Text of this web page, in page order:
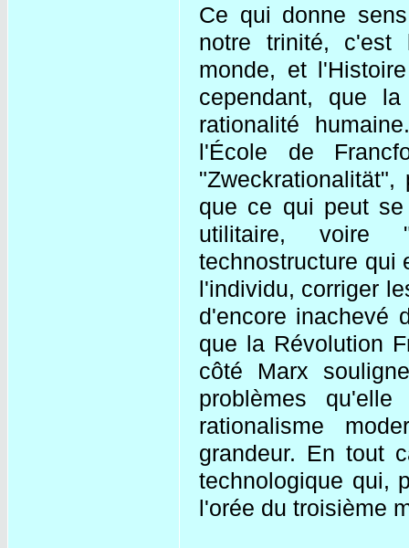
Ce qui donne
notre trinité, c'est
monde, et
cependant, que
rationalité
l'École de
que ce qui peut
utilitaire, voire
technostructure qui
l'individu, corriger
d'encore inachevé
que la Révolution
côté Marx
problèmes
rationalisme
grandeur. En tout
technologique qui,
l'orée du troisième